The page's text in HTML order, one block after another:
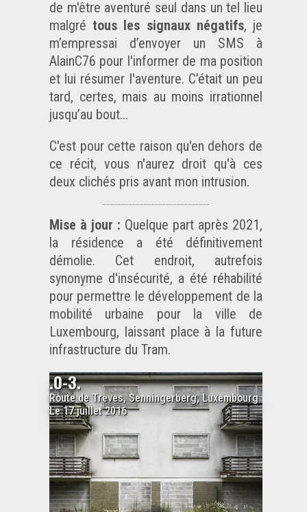
de m'être aventuré seul dans un tel lieu
malgrétous les signaux négatifs, je
m’empressai d’envoyer un SMS à
AlainC76 pour l'informer de ma position
et lui résumer l'aventure. C’était un peu
tard, certes, mais au moins irrationnel
jusqu’au bout...
C'est pour cette raison qu'en dehors de
ce récit, vous n'aurez droit qu'à ces
deux clichés pris avant mon intrusion.
Mise à jour : Quelque part après 2021,
la résidence a été définitivement
démolie. Cet endroit, autrefois
synonyme d'insécurité, a été réhabilité
pour permettre le développement de la
mobilité urbaine pour la ville de
Luxembourg, laissant place à la future
infrastructure du Tram.
.0-3.
Route de Trèves, Senningerberg, Luxembourg
Le 17 juillet 2016